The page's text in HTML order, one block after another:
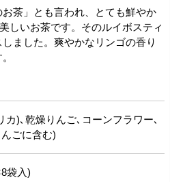
茶」とも言われ、とても鮮やか
しいお茶です。そのルイボスティ
ました。爽やかなリンゴの香り
カ)､乾燥りんご､コーンフラワー､
ごに含む)
袋入)